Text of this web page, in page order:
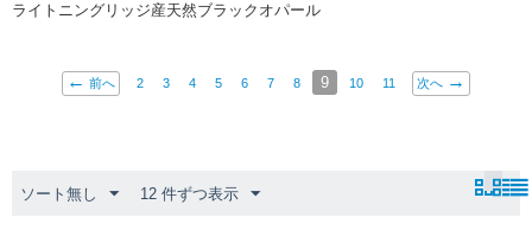
ライトニングリッジ産天然ブラックオパール
前へ 2 3 4 5 6 7 8 9 10 11 次へ
ソート無し 12 件ずつ表示